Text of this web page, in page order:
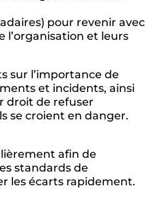
pour revenir avec
l’organisation et leurs
sur l’importance de
et incidents, ainsi
droit de refuser
se croient en danger.
afin de
standards de
les écarts rapidement.